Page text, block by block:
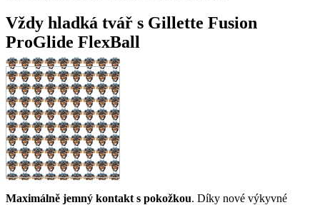
Vždy hladká tvář s Gillette Fusion
ProGlide FlexBall
Maximálně jemný kontakt s pokožkou. Díky nové výkyvné